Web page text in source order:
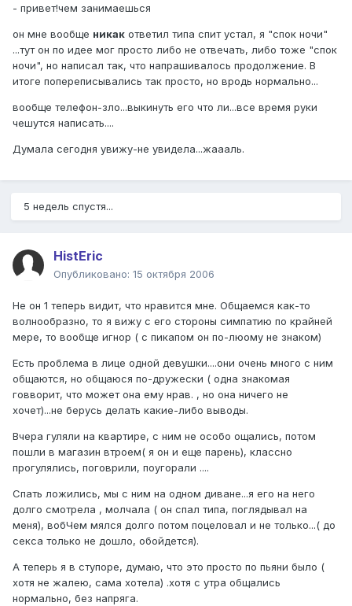
- привет!чем занимаешься
он мне вообще никак ответил типа спит устал, я "спок ночи"
...тут он по идее мог просто либо не отвечать, либо тоже "спок
ночи", но написал так, что напрашивалось продолжение. В
итоге попереписывались так просто, но вродь нормально...
вообще телефон-зло...выкинуть его что ли...все время руки
чешутся написать....
Думала сегодня увижу-не увидела...жаааль.
5 недель спустя...
HistEric
Опубликовано: 15 октября 2006
Не он 1 теперь видит, что нравится мне. Общаемся как-то
волнообразно, то я вижу с его стороны симпатию по крайней
мере, то вообще игнор ( с пикапом он по-люому не знаком)
Есть проблема в лице одной девушки....они очень много с ним
общаются, но общаюся по-дружески ( одна знакомая
говворит, что может она ему нрав. , но она ничего не
хочет)...не берусь делать какие-либо выводы.
Вчера гуляли на квартире, с ним не особо ощались, потом
пошли в магазин втроем( я он и еще парень), классно
прогулялись, поговрили, поугорали ....
Спать ложились, мы с ним на одном диване...я его на него
долго смотрела , молчала ( он спал типа, поглядывал на
меня), вобЧем мялся долго потом поцеловал и не только...( до
секса только не дошло, обойдется).
А теперь я в ступоре, думаю, что это просто по пьяни было (
хотя не жалею, сама хотела) .хотя с утра общались
нормально, без напряга.